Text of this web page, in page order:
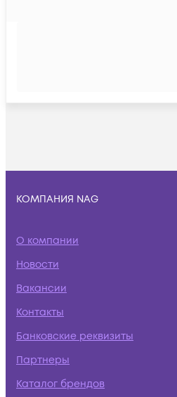
КОМПАНИЯ NAG
О компании
Новости
Вакансии
Контакты
Банковские реквизиты
Партнеры
Каталог брендов